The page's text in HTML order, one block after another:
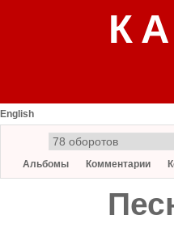
English
Альбомы Комментарии